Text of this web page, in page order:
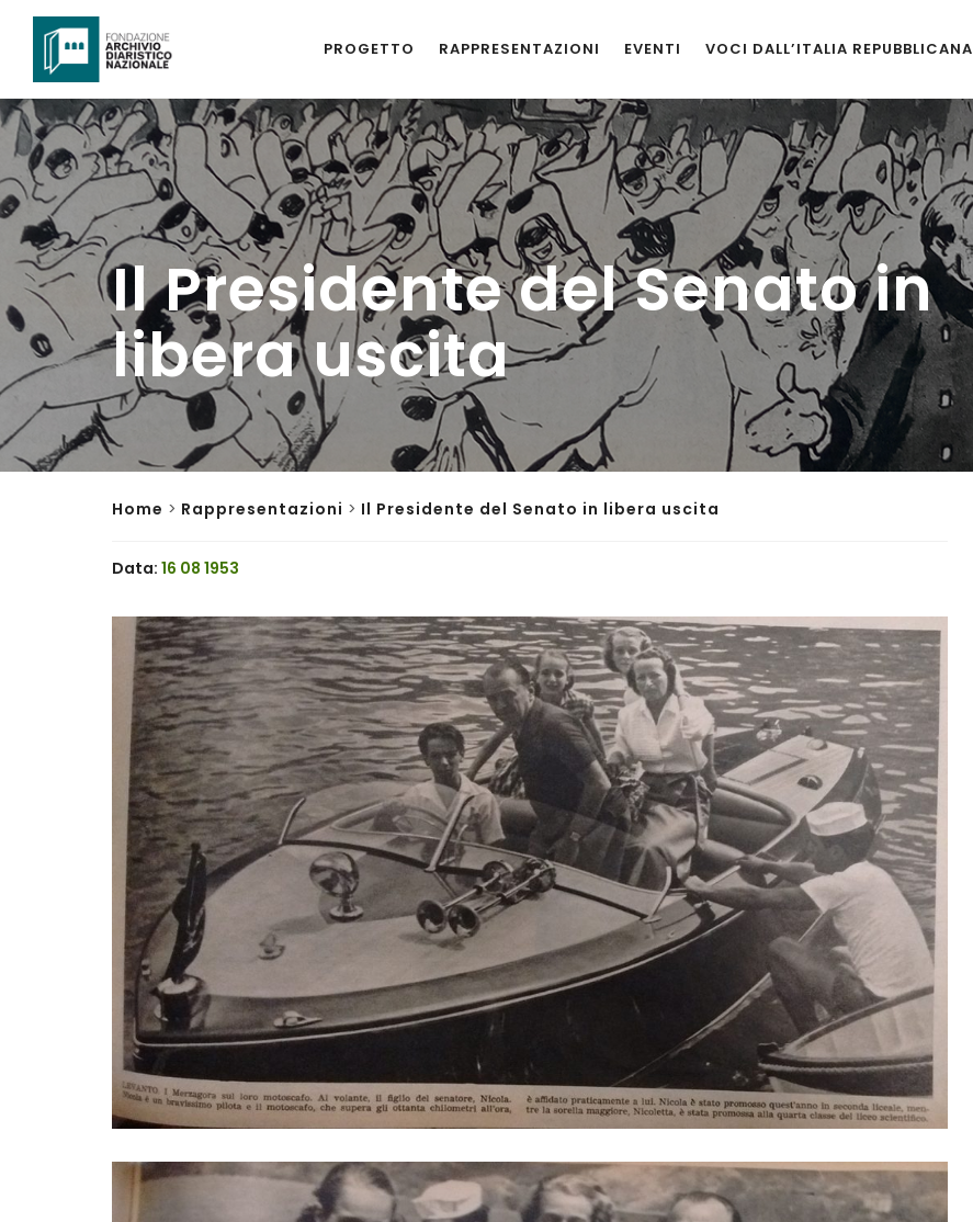
PROGETTO RAPPRESENTAZIONI EVENTI VOCI DALL’ITALIA REPUBBLICANA
Il Presidente del Senato in
libera uscita
Home > Rappresentazioni > Il Presidente del Senato in libera uscita
Data: 16 08 1953